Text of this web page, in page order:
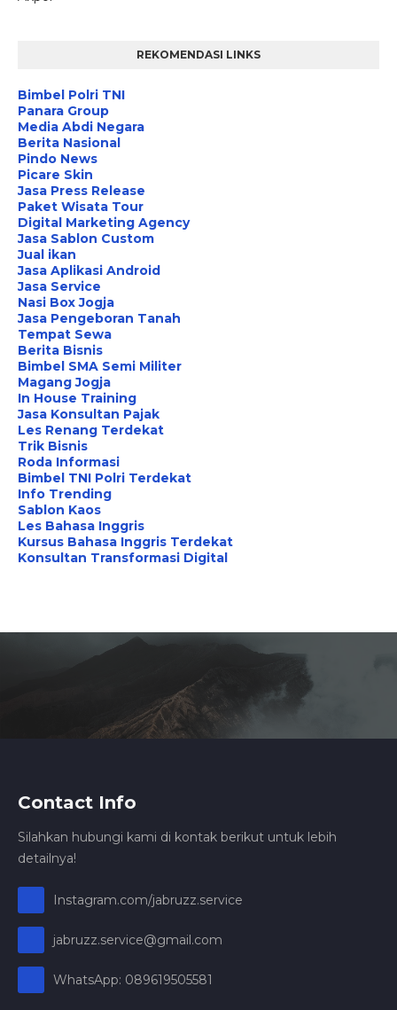
REKOMENDASI LINKS
Bimbel Polri TNI
Panara Group
Media Abdi Negara
Berita Nasional
Pindo News
Picare Skin
Jasa Press Release
Paket Wisata Tour
Digital Marketing Agency
Jasa Sablon Custom
Jual ikan
Jasa Aplikasi Android
Jasa Service
Nasi Box Jogja
Jasa Pengeboran Tanah
Tempat Sewa
Berita Bisnis
Bimbel SMA Semi Militer
Magang Jogja
In House Training
Jasa Konsultan Pajak
Les Renang Terdekat
Trik Bisnis
Roda Informasi
Bimbel TNI Polri Terdekat
Info Trending
Sablon Kaos
Les Bahasa Inggris
Kursus Bahasa Inggris Terdekat
Konsultan Transformasi Digital
Contact Info
Silahkan hubungi kami di kontak berikut untuk lebih
detailnya!
Instagram.com/jabruzz.service
jabruzz.service@gmail.com
WhatsApp: 089619505581